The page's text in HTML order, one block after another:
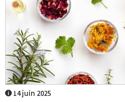
14 juin 2025